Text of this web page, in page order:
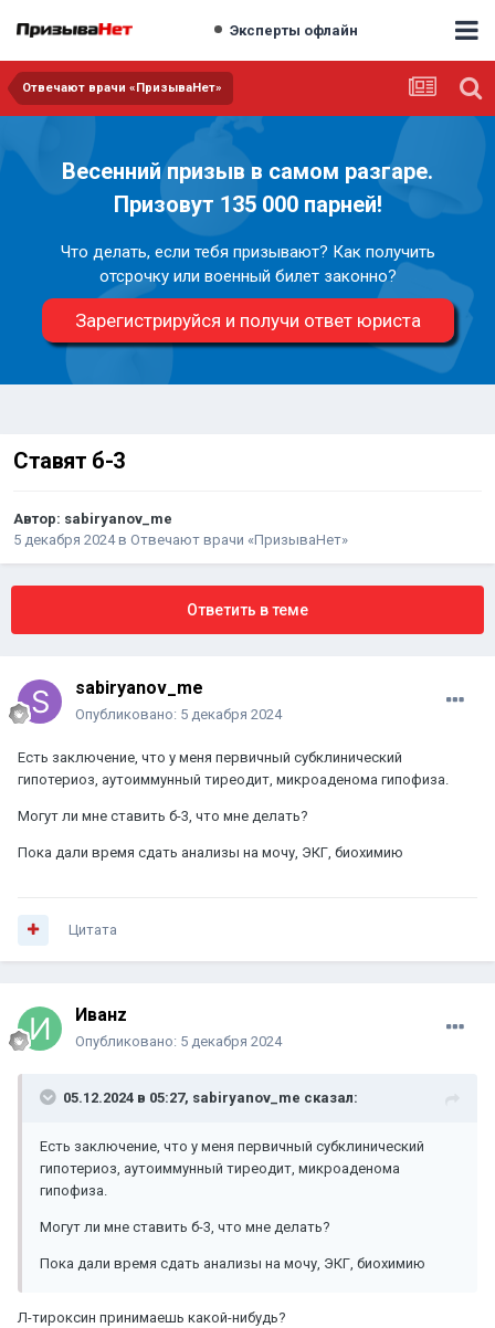
Эксперты офлайн
Отвечают врачи «ПризываНет»
Весенний призыв в самом разгаре.
Призовут 135 000 парней!
Что делать, если тебя призывают? Как получить
отсрочку или военный билет законно?
Зарегистрируйся и получи ответ юриста
Ставят б-3
Автор: sabiryanov_me
5 декабря 2024в Отвечают врачи «ПризываНет»
Ответить в теме
sabiryanov_me
Опубликовано: 5 декабря 2024
Есть заключение, что у меня первичный субклинический
гипотериоз, аутоиммунный тиреодит, микроаденома гипофиза.
Могут ли мне ставить б-3, что мне делать?
Пока дали время сдать анализы на мочу, ЭКГ, биохимию
Цитата
Иванz
Опубликовано: 5 декабря 2024
05.12.2024 в 05:27, sabiryanov_me сказал:
Есть заключение, что у меня первичный субклинический
гипотериоз, аутоиммунный тиреодит, микроаденома
гипофиза.
Могут ли мне ставить б-3, что мне делать?
Пока дали время сдать анализы на мочу, ЭКГ, биохимию
Л-тироксин принимаешь какой-нибудь?